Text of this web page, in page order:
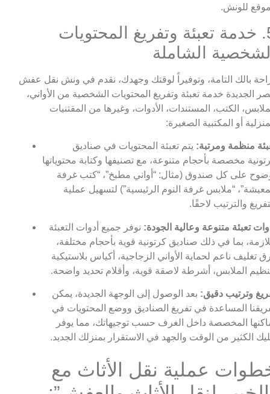
للونش.
5. خدمة تعبئة وتفريغ المحتويات
الشاملة
بالك التامة، وتوفيراً لوقتك وجهدك، نقدم في ونش نقل عفش
الجديدة خدمة تعبئة وتفريغ المحتويات الشخصية من الأواني،
الكتب، المستندات، الأدوات، وغيرها من المقتنيات
أو المكتبية الصغيرة:
منظمة ومرتبة: يتم تعبئة المحتويات في صناديق
مخصصة بأحجام متنوعة، مع تصنيفها وكتابة محتوياتها
على كل صندوق (مثال: “أواني مطبخ”، “كتب غرفة
“ملابس غرفة النوم الرئيسية”) لتسهيل عملية
والترتيب لاحقًا.
تعبئة متنوعة وعالية الجودة: نوفر جميع أدوات التعبئة
بما في ذلك صناديق كرتونية قوية بأحجام مختلفة،
تغليف ناعم لحماية الأواني الزجاجية، أكياس بلاستيكية
الملابس، أشرطة لاصقة قوية، وأقلام تحديد واضحة.
وترتيب دقيق: بعد الوصول إلى الوجهة الجديدة، يمكن
المساعدة في تفريغ الصناديق ووضع المحتويات في
المخصصة داخل الغرف حسب توجيهاتك، مما يوفر
الكثير من الوقت والجهد في الاستقرار بمنزلك الجديد.
عملية نقل الأثاث مع